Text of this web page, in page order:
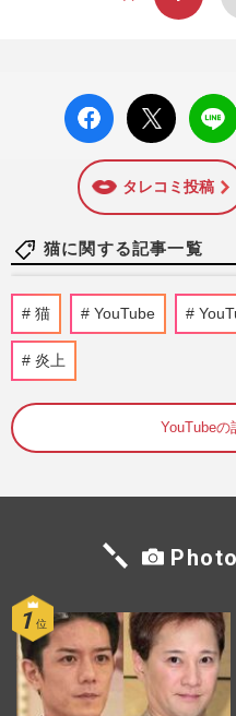
facebo
ok い
X ポス
ト
LINE
タレコミ投稿
猫に関する記事一覧
嶋津輝、
働く女性た
直木賞作
ぽのカルテ
三島スカイ
見解は、
週刊女性PRIME
【獣医師解
猫 YouTube
炎上
YouTubeの